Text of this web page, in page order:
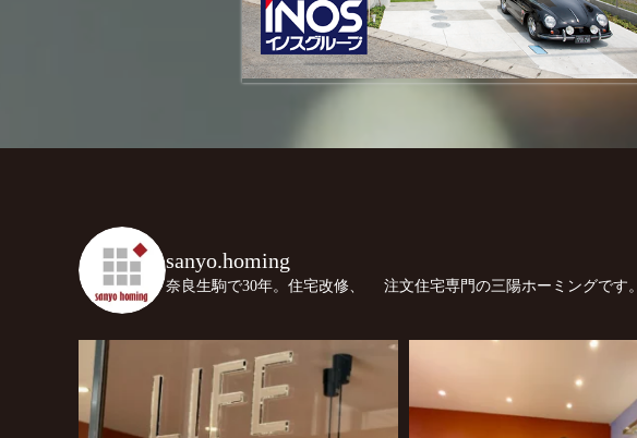
sanyo.homing
奈良生駒で30年。住宅改修、 注文住宅専門の三陽ホーミングです。